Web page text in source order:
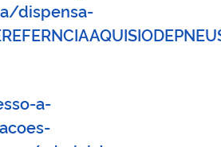
dispensa-
a-